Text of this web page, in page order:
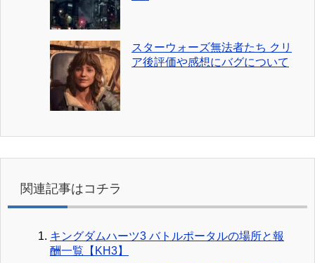
スターウォーズ無法者たち クリ
ア後評価や感想にバグについて
関連記事はコチラ
キングダムハーツ3 バトルポータルの場所と報
酬一覧【KH3】